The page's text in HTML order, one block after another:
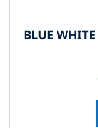
BLUE